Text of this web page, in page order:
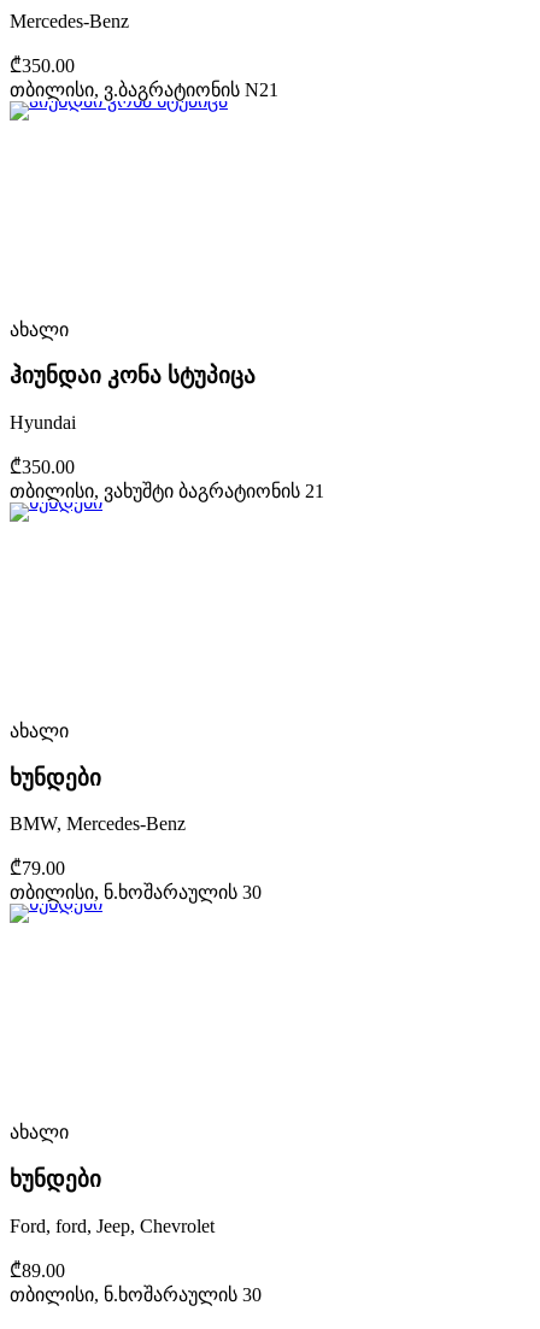
Mercedes-Benz
₾350.00
თბილისი, ვ.ბაგრატიონის N21
ახალი
ჰიუნდაი კონა სტუპიცა
Hyundai
₾350.00
თბილისი, ვახუშტი ბაგრატიონის 21
ახალი
ხუნდები
BMW, Mercedes-Benz
₾79.00
თბილისი, ნ.ხოშარაულის 30
ახალი
ხუნდები
Ford, ford, Jeep, Chevrolet
₾89.00
თბილისი, ნ.ხოშარაულის 30